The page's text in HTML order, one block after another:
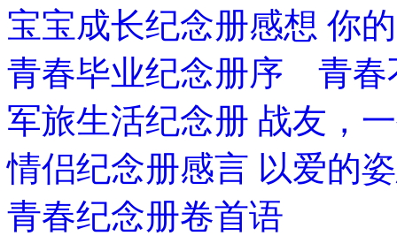
宝宝成长纪念册感想 你
青春毕业纪念册序 青春
军旅生活纪念册 战友，
情侣纪念册感言 以爱的
青春纪念册卷首语